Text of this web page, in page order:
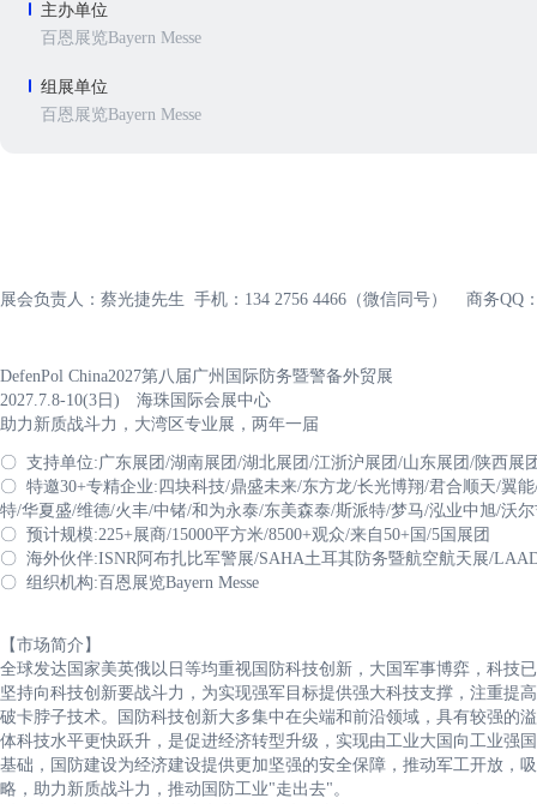
主办单位
百恩展览Bayern Messe
组展单位
百恩展览Bayern Messe
展会负责人：蔡光捷先生 手机：134 2756 4466（微信同号） 商务QQ：
DefenPol China2027第八届广州国际防务暨警备外贸展
2027.7.8-10(3日) 海珠国际会展中心
助力新质战斗力，大湾区专业展，两年一届
〇 支持单位:广东展团/湖南展团/湖北展团/江浙沪展团/山东展团/陕西展
〇 特邀30+专精企业:四块科技/鼎盛未来/东方龙/长光博翔/君合顺天/翼
特/华夏盛/维德/火丰/中锗/和为永泰/东美森泰/斯派特/梦马/泓业中旭/沃
〇 预计规模:225+展商/15000平方米/8500+观众/来自50+国/5国展团
〇 海外伙伴:ISNR阿布扎比军警展/SAHA土耳其防务暨航空航天展/
〇 组织机构:百恩展览Bayern Messe
【市场简介】
全球发达国家美英俄以日等均重视国防科技创新，大国军事博弈，科技
坚持向科技创新要战斗力，为实现强军目标提供强大科技支撑，注重提
破卡脖子技术。国防科技创新大多集中在尖端和前沿领域，具有较强的
体科技水平更快跃升，是促进经济转型升级，实现由工业大国向工业强
基础，国防建设为经济建设提供更加坚强的安全保障，推动军工开放，
略，助力新质战斗力，推动国防工业"走出去"。